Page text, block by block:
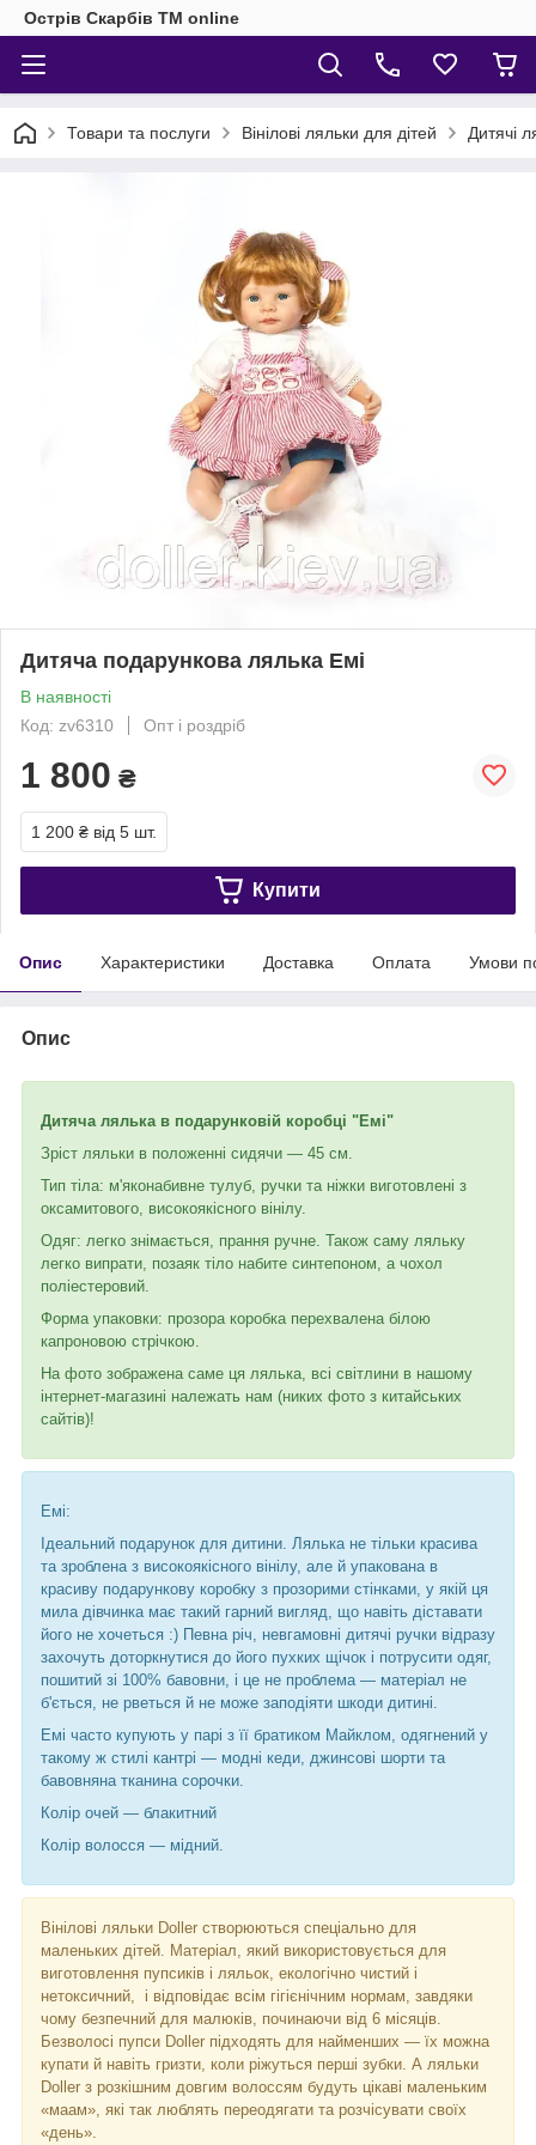
Острів Скарбів TM online
Товари та послуги Вінілові ляльки для дітей Дитячі
Дитяча подарункова лялька Емі
В наявності
Код: zv6310
Опт і роздріб
1 800 ₴
1 200 ₴ від 5 шт.
Купити
Опис Характеристики Доставка Оплата Умови
Опис
Дитяча лялька в подарунковій коробці "Емі"
Зріст ляльки в положенні сидячи — 45 см.
Тип тіла: м'яконабивне тулуб, ручки та ніжки виготовлені з
оксамитового, високоякісного вінілу.
Одяг: легко знімається, прання ручне. Також саму ляльку
легко випрати, позаяк тіло набите синтепоном, а чохол
поліестеровий.
Форма упаковки: прозора коробка перехвалена білою
капроновою стрічкою.
На фото зображена саме ця лялька, всі світлини в нашому
інтернет-магазині належать нам (никих фото з китайських
сайтів)!
Емі:
Ідеальний подарунок для дитини. Лялька не тільки красива
та зроблена з високоякісного вінілу, але й упакована в
красиву подарункову коробку з прозорими стінками, у якій ця
мила дівчинка має такий гарний вигляд, що навіть діставати
його не хочеться :) Певна річ, невгамовні дитячі ручки відразу
захочуть доторкнутися до його пухких щічок і потрусити одяг,
пошитий зі 100% бавовни, і це не проблема — матеріал не
б'ється, не рветься й не може заподіяти шкоди дитині.
Емі часто купують у парі з її братиком Майклом, одягнений у
такому ж стилі кантрі — модні кеди, джинсові шорти та
бавовняна тканина сорочки.
Колір очей — блакитний
Колір волосся — мідний.
Вінілові ляльки Doller створюються спеціально для
маленьких дітей. Матеріал, який використовується для
виготовлення пупсиків і ляльок, екологічно чистий і
нетоксичний, і відповідає всім гігієнічним нормам, завдяки
чому безпечний для малюків, починаючи від 6 місяців.
Безволосі пупси Doller підходять для найменших — їх можна
купати й навіть гризти, коли ріжуться перші зубки. А ляльки
Doller з розкішним довгим волоссям будуть цікаві маленьким
«маам», які так люблять переодягати та розчісувати своїх
«день».